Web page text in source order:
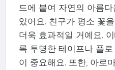
드에 붙여 자연의 아름
있어요. 친구가 평소 꽃
더욱 효과적일 거예요.
록 투명한 테이프나 풀
이 중요해요. 또한, 아로